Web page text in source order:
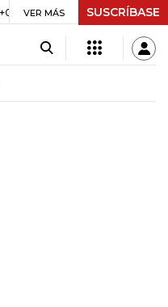
UVR $ 416,81 +$ 0,05 +0,01%
VER MÁS SUSCRÍBASE